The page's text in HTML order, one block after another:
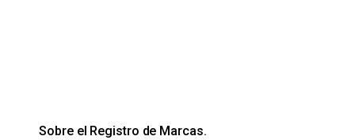
Sobre el Registro de Marcas.